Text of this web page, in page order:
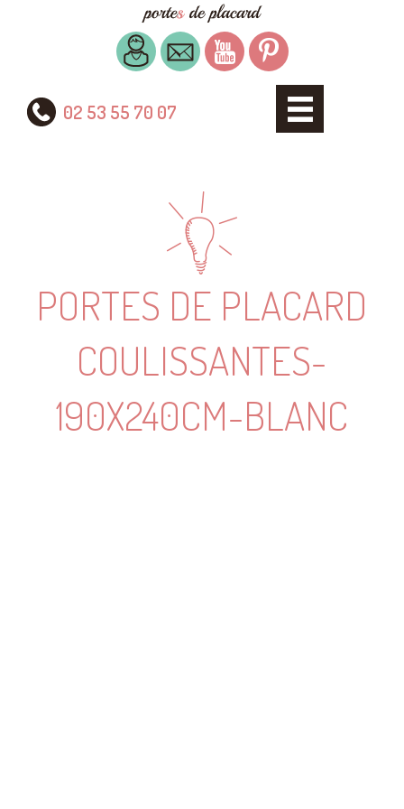
02 53 55 70 07
PORTES DE PLACARD
COULISSANTES-
190X240CM-BLANC